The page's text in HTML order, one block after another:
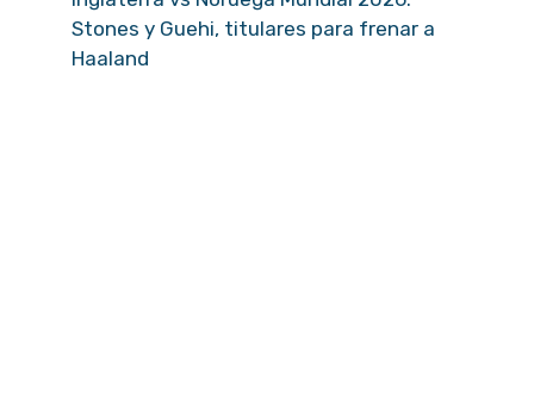
Stones y Guehi, titulares para frenar a
Haaland